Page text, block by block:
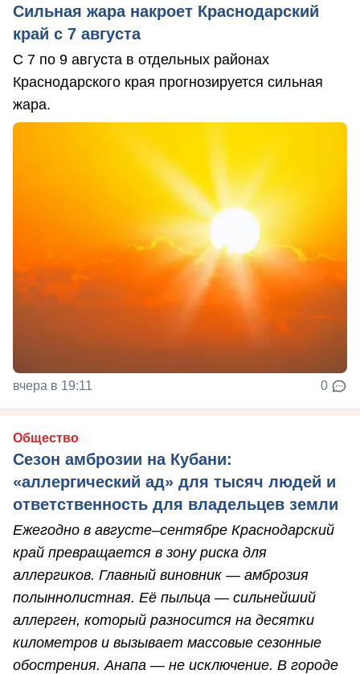
Сильная жара накроет Краснодарский
край с 7 августа
С 7 по 9 августа в отдельных районах
Краснодарского края прогнозируется сильная
жара.
вчера в 19:11 0
Общество
Сезон амброзии на Кубани:
«аллергический ад» для тысяч людей и
ответственность для владельцев земли
Ежегодно в августе–сентябре Краснодарский
край превращается в зону риска для
аллергиков. Главный виновник — амброзия
полыннолистная. Её пыльца — сильнейший
аллерген, который разносится на десятки
километров и вызывает массовые сезонные
обострения. Анапа — не исключение. В городе